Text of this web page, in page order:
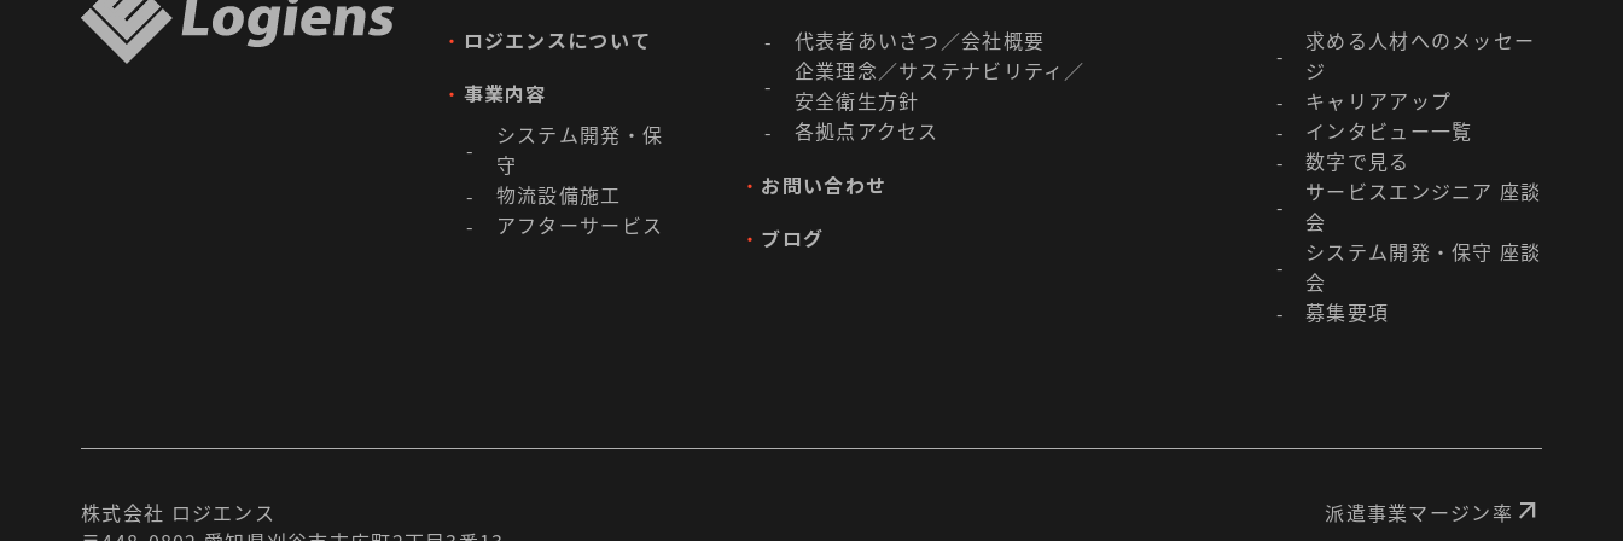
・ ロジエンスについて
・ 事業内容
-
システム開発・保
守
- 物流設備施工
- アフターサービス
- 代表者あいさつ／会社概要
-
企業理念／サステナビリティ／
安全衛生方針
- 各拠点アクセス
・ お問い合わせ
・ ブログ
-
求める人材へのメッセー
ジ
- キャリアアップ
- インタビュー一覧
-数字で見る
-
サービスエンジニア 座談
会
-
システム開発・保守 座談
会
- 募集要項
株式会社 ロジエンス
派遣事業マージン率 arrow_outward